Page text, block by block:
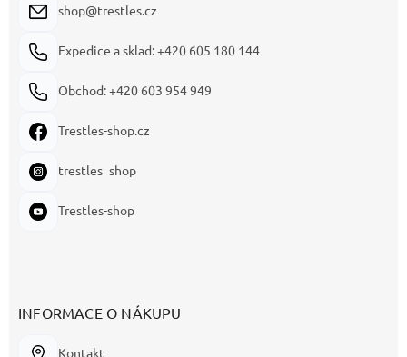
shop@trestles.cz
Expedice a sklad: +420 605 180 144
Obchod: +420 603 954 949
Trestles-shop.cz
trestles_shop
Trestles-shop
INFORMACE O NÁKUPU
Kontakt